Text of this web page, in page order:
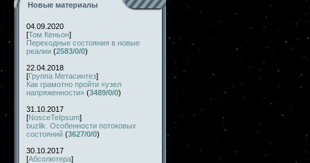
Новые материалы
04.09.2020
[Том Кеньон]
Переходные состояния в новые
реалии (2583/0/0)
22.04.2018
[Группа Метасинтез]
Как грамотно пройти «узел
напряженности» (3489/0/0)
31.10.2017
[NosceTeIpsum]
buzlik. Особенности потоковых
состояний (3627/0/0)
30.10.2017
[Абсолютера]